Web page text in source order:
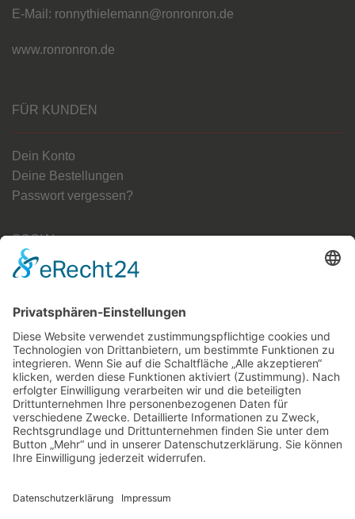
E-Mail: ronnythielemann@ronronron.de
www.ronronron.de
FÜR KUNDEN
Dein Konto
Deine Bestellungen
Passwort vergessen?
SOCIAL
FRIENDS
berlin-monster-art.com